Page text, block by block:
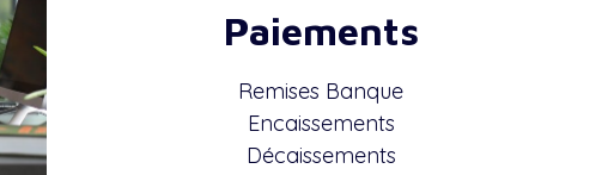
Paiements
Remises Banque
Encaissements
Décaissements